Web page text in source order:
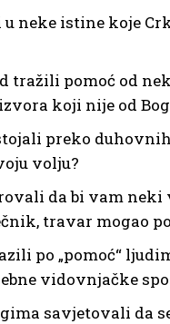
u neke istine koje
tražili pomoć od
koji nije od
preko
volju?
da bi vam
travar mogao
po „pomoć“
vidovnjačke
savjetovali da